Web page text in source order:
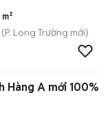
m²
(P. Long Trường mới)
Hàng A mới 100%